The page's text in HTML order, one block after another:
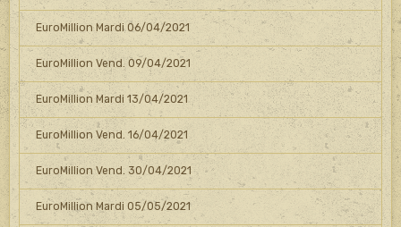
EuroMillion Mardi 06/04/2021
EuroMillion Vend. 09/04/2021
EuroMillion Mardi 13/04/2021
EuroMillion Vend. 16/04/2021
EuroMillion Vend. 30/04/2021
EuroMillion Mardi 05/05/2021